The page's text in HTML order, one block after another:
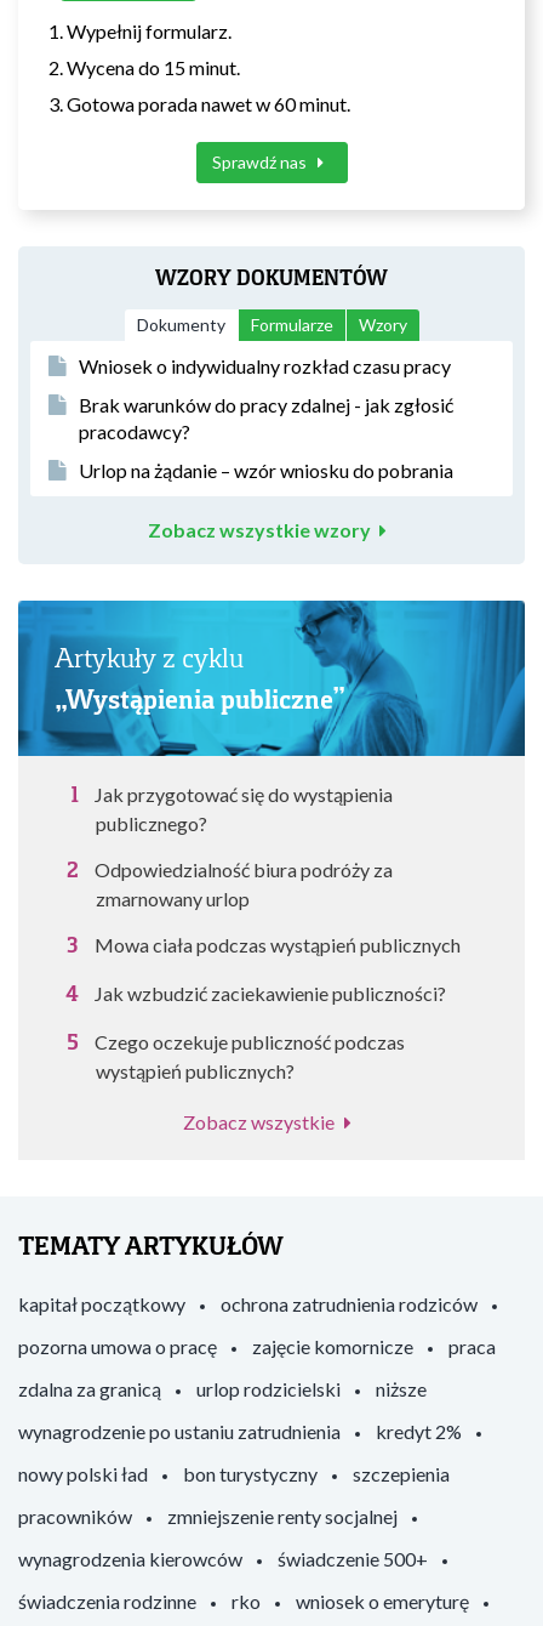
Wypełnij formularz.
Wycena do 15 minut.
Gotowa porada nawet w 60 minut.
Sprawdź nas
WZORY DOKUMENTÓW
Dokumenty Formularze Wzory
Wniosek o indywidualny rozkład czasu pracy
Brak warunków do pracy zdalnej - jak zgłosić
pracodawcy?
Urlop na żądanie – wzór wniosku do pobrania
Zobacz wszystkie wzory
Artykuły z cyklu
„Wystąpienia publiczne”
Jak przygotować się do wystąpienia
publicznego?
Odpowiedzialność biura podróży za
zmarnowany urlop
Mowa ciała podczas wystąpień publicznych
Jak wzbudzić zaciekawienie publiczności?
Czego oczekuje publiczność podczas
wystąpień publicznych?
Zobacz wszystkie
TEMATY ARTYKUŁÓW
kapitał początkowy
ochrona zatrudnienia rodziców
pozorna umowa o pracę
zajęcie komornicze
praca
zdalna za granicą
urlop rodzicielski
niższe
wynagrodzenie po ustaniu zatrudnienia
kredyt 2%
nowy polski ład
bon turystyczny
szczepienia
pracowników
zmniejszenie renty socjalnej
wynagrodzenia kierowców
świadczenie 500+
świadczenia rodzinne
rko wniosek o emeryturę